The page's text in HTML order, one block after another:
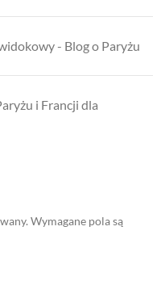
- Blog o Paryżu
i Francji dla
Wymagane pola są